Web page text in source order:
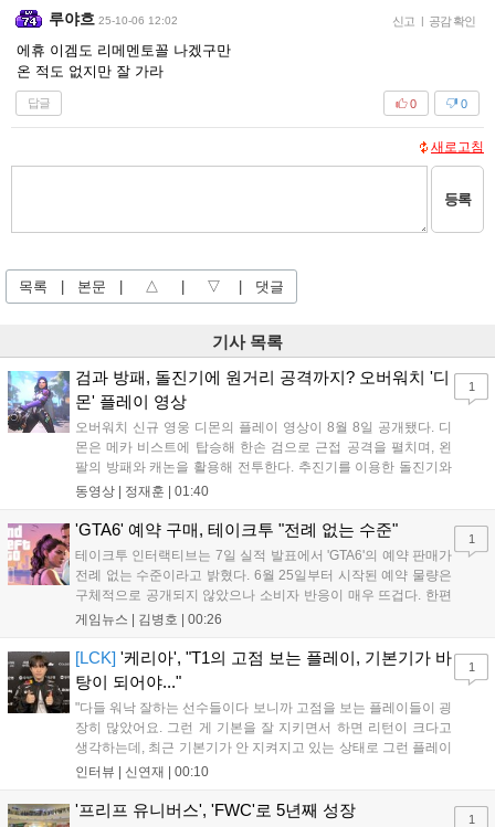
루야흐 25-10-06 12:02 신고 | 공감 확인
에휴 이겜도 리메멘토꼴 나겠구만
온 적도 없지만 잘 가라
답글 0
0
새로고침
등록
목록 본문 △ ▽ 댓글
기사 목록
검과 방패, 돌진기에 원거리 공격까지? 오버워치 '디
몬' 플레이 영상
오버워치 신규 영웅 디몬의 플레이 영상이 8월 8일 공개됐다. 디
몬은 메카 비스트에 탑승해 한손 검으로 근접 공격을 펼치며, 왼
팔의 방패와 캐논을 활용해 전투한다. 추진기를 이용한 돌진기와
참격 형태의 궁극기를 보유했고, 메카 파괴 시 맨몸으로 기관총을
산의 영웅들 업데이트를 통해 정식 출시될 예정이다....
동영상 | 정재훈 01:40
1
'GTA6' 예약 구매, 테이크투 "전례 없는 수준"
테이크투 인터랙티브는 7일 실적 발표에서 'GTA6'의 예약 판매가
전례 없는 수준이라고 밝혔다. 6월 25일부터 시작된 예약 물량은
구체적으로 공개되지 않았으나 소비자 반응이 매우 뜨겁다. 한편
11월 19일 PS5와 Xbox 시리즈 X|S로 정식 출시될 예정이며, 록
상 'Grand Theft Auto VI: An Extended Look'을 최초 공개할 계획
이다....
게임뉴스 | 김병호 00:26
1
[LCK] '케리아', "T1의 고점 보는 플레이, 기본기가 바
탕이 되어야..."
"다들 워낙 잘하는 선수들이다 보니까 고점을 보는 플레이들이 굉
장히 많았어요. 그런 게 기본을 잘 지키면서 하면 리턴이 크다고
생각하는데, 최근 기본기가 안 지켜지고 있는 상태로 그런 플레이
를 추구하다 보니까 팀적으로 안 좋은 사고가 계속 많이 났던 것
LoL 챔피언스 코리아(LCK)'...
인터뷰 | 신연재 00:10
1
'프리프 유니버스', 'FWC'로 5년째 성장 1